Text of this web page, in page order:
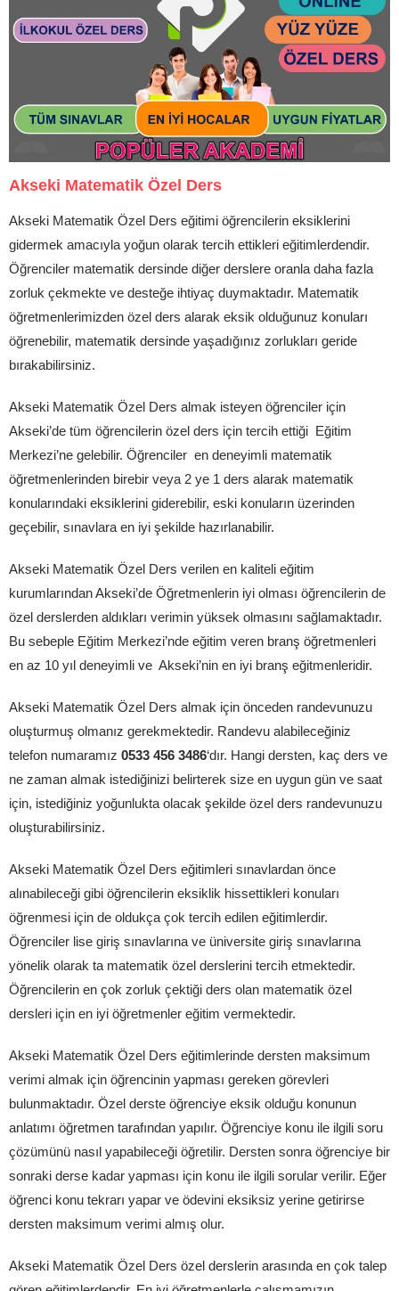
Akseki Matematik Özel Ders
Akseki Matematik Özel Ders eğitimi öğrencilerin eksiklerini
gidermek amacıyla yoğun olarak tercih ettikleri eğitimlerdendir.
Öğrenciler matematik dersinde diğer derslere oranla daha fazla
zorluk çekmekte ve desteğe ihtiyaç duymaktadır. Matematik
öğretmenlerimizden özel ders alarak eksik olduğunuz konuları
öğrenebilir, matematik dersinde yaşadığınız zorlukları geride
bırakabilirsiniz.
Akseki Matematik Özel Ders almak isteyen öğrenciler için
Akseki’de tüm öğrencilerin özel ders için tercih ettiği Eğitim
Merkezi’ne gelebilir. Öğrenciler en deneyimli matematik
öğretmenlerinden birebir veya 2 ye 1 ders alarak matematik
konularındaki eksiklerini giderebilir, eski konuların üzerinden
geçebilir, sınavlara en iyi şekilde hazırlanabilir.
Akseki Matematik Özel Ders verilen en kaliteli eğitim
kurumlarından Akseki’de Öğretmenlerin iyi olması öğrencilerin de
özel derslerden aldıkları verimin yüksek olmasını sağlamaktadır.
Bu sebeple Eğitim Merkezi’nde eğitim veren branş öğretmenleri
en az 10 yıl deneyimli ve Akseki’nin en iyi branş eğitmenleridir.
Akseki Matematik Özel Ders almak için önceden randevunuzu
oluşturmuş olmanız gerekmektedir. Randevu alabileceğiniz
telefon numaramız 0533 456 3486‘dır. Hangi dersten, kaç ders ve
ne zaman almak istediğinizi belirterek size en uygun gün ve saat
için, istediğiniz yoğunlukta olacak şekilde özel ders randevunuzu
oluşturabilirsiniz.
Akseki Matematik Özel Ders eğitimleri sınavlardan önce
alınabileceği gibi öğrencilerin eksiklik hissettikleri konuları
öğrenmesi için de oldukça çok tercih edilen eğitimlerdir.
Öğrenciler lise giriş sınavlarına ve üniversite giriş sınavlarına
yönelik olarak ta matematik özel derslerini tercih etmektedir.
Öğrencilerin en çok zorluk çektiği ders olan matematik özel
dersleri için en iyi öğretmenler eğitim vermektedir.
Akseki Matematik Özel Ders eğitimlerinde dersten maksimum
verimi almak için öğrencinin yapması gereken görevleri
bulunmaktadır. Özel derste öğrenciye eksik olduğu konunun
anlatımı öğretmen tarafından yapılır. Öğrenciye konu ile ilgili soru
çözümünü nasıl yapabileceği öğretilir. Dersten sonra öğrenciye bir
sonraki derse kadar yapması için konu ile ilgili sorular verilir. Eğer
öğrenci konu tekrarı yapar ve ödevini eksiksiz yerine getirirse
dersten maksimum verimi almış olur.
Akseki Matematik Özel Ders özel derslerin arasında en çok talep